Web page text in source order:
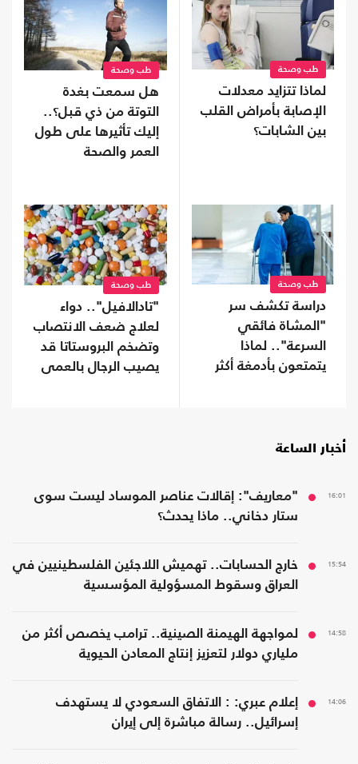
طب وصحة
لماذا تتزايد معدلات
الإصابة بأمراض القلب
بين الشابات؟
طب وصحة
هل سمعت بغدة
التوتة من ذي قبل؟..
إليك تأثيرها على طول
العمر والصحة
طب وصحة
دراسة تكشف سر
"المشاة فائقي
السرعة".. لماذا
يتمتعون بأدمغة أكثر
طب وصحة
"تادالافيل".. دواء
لعلاج ضعف الانتصاب
وتضخم البروستاتا قد
يصيب الرجال بالعمى
أخبار الساعة
16:01
"معاريف": إقالات عناصر الموساد ليست سوى
ستار دخاني.. ماذا يحدث؟
15:54
خارج الحسابات.. تهميش اللاجئين الفلسطينيين في
العراق وسقوط المسؤولية المؤسسية
14:58
لمواجهة الهيمنة الصينية.. ترامب يخصص أكثر من
ملياري دولار لتعزيز إنتاج المعادن الحيوية
14:06
إعلام عبري: : الاتفاق السعودي لا يستهدف
إسرائيل.. رسالة مباشرة إلى إيران